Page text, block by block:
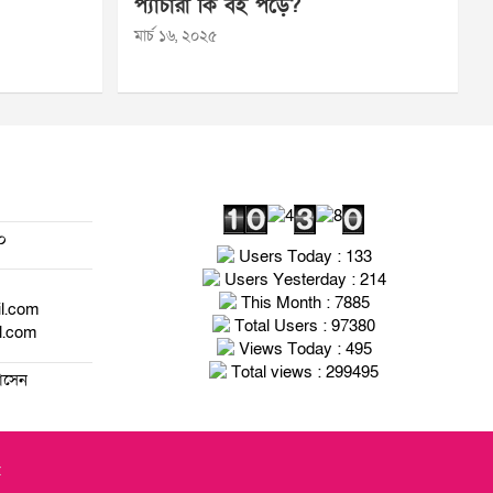
প্যাঁচারা কি বই পড়ে?
মার্চ ১৬, ২০২৫
Users Today : 133
Users Yesterday : 214
This Month : 7885
Total Users : 97380
Views Today : 495
Total views : 299495